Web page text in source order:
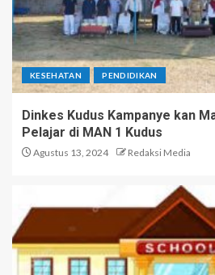
KESEHATAN PENDIDIKAN
Dinkes Kudus Kampanye kan
Pelajar di MAN 1 Kudus
Agustus 13, 2024 Redaksi Media